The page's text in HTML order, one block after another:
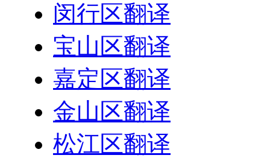
闵行区翻译
宝山区翻译
嘉定区翻译
金山区翻译
松江区翻译